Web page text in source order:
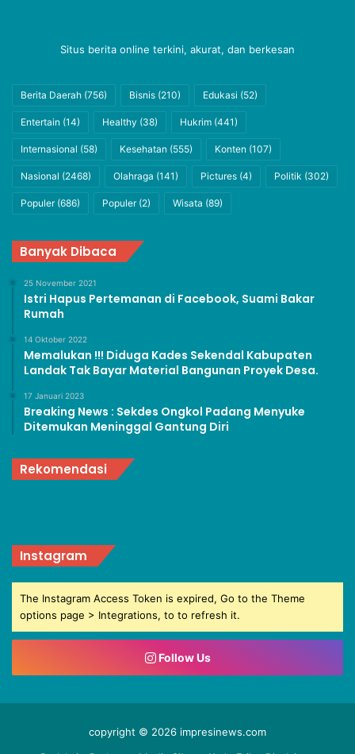
Situs berita online terkini, akurat, dan berkesan
Berita Daerah (756) Bisnis (210) Edukasi (52)
Entertain (14) Healthy (38) Hukrim (441)
Internasional (58) Kesehatan (555) Konten (107)
Nasional (2468) Olahraga (141) Pictures (4) Politik (302)
Populer(686) Populer(2) Wisata (89)
Banyak Dibaca
25 November 2021
Istri Hapus Pertemanan di Facebook, Suami Bakar
Rumah
14 Oktober 2022
Memalukan !!! Diduga Kades Sekendal Kabupaten
Landak Tak Bayar Material Bangunan Proyek Desa.
17 Januari 2023
Breaking News : Sekdes Ongkol Padang Menyuke
Ditemukan Meninggal Gantung Diri
Rekomendasi
Instagram
The Instagram Access Token is expired, Go to the Theme
options page > Integrations, to to refresh it.
Follow Us
copyright © 2026 impresinews.com